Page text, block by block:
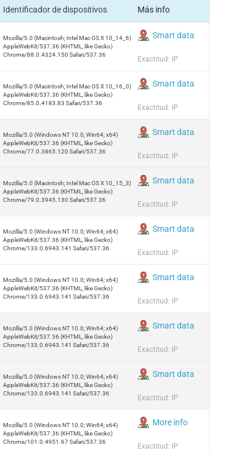
Identificador de dispositivos Más info
Mozilla/5.0 (Macintosh; Intel Mac OS X 10_14_6)
AppleWebKit/537.36 (KHTML, like Gecko)
Chrome/88.0.4324.150 Safari/537.36
Smart data
Exactitud: IP
Mozilla/5.0 (Macintosh; Intel Mac OS X 10_16_0)
AppleWebKit/537.36 (KHTML, like Gecko)
Chrome/85.0.4183.83 Safari/537.36
Smart data
Exactitud: IP
Mozilla/5.0 (Windows NT 10.0; Win64; x64)
AppleWebKit/537.36 (KHTML, like Gecko)
Chrome/77.0.3865.120 Safari/537.36
Smart data
Exactitud: IP
Mozilla/5.0 (Macintosh; Intel Mac OS X 10_15_3)
AppleWebKit/537.36 (KHTML, like Gecko)
Chrome/79.0.3945.130 Safari/537.36
Smart data
Exactitud: IP
Mozilla/5.0 (Windows NT 10.0; Win64; x64)
AppleWebKit/537.36 (KHTML, like Gecko)
Chrome/133.0.6943.141 Safari/537.36
Smart data
Exactitud: IP
Mozilla/5.0 (Windows NT 10.0; Win64; x64)
AppleWebKit/537.36 (KHTML, like Gecko)
Chrome/133.0.6943.141 Safari/537.36
Smart data
Exactitud: IP
Mozilla/5.0 (Windows NT 10.0; Win64; x64)
AppleWebKit/537.36 (KHTML, like Gecko)
Chrome/133.0.6943.141 Safari/537.36
Smart data
Exactitud: IP
Mozilla/5.0 (Windows NT 10.0; Win64; x64)
AppleWebKit/537.36 (KHTML, like Gecko)
Chrome/133.0.6943.141 Safari/537.36
Smart data
Exactitud: IP
Mozilla/5.0 (Windows NT 10.0; Win64; x64)
AppleWebKit/537.36 (KHTML, like Gecko)
Chrome/101.0.4951.67 Safari/537.36
More info
Exactitud: IP